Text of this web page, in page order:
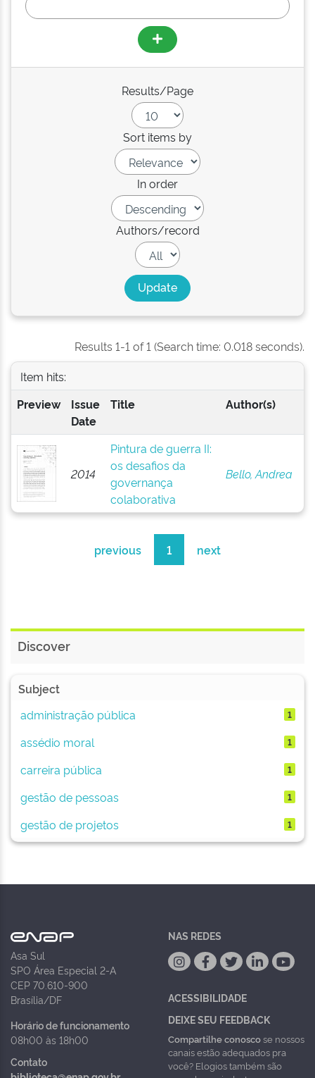
Results/Page
Sort items by
In order
Authors/record
Results 1-1 of 1 (Search time: 0.018 seconds).
Item hits:
Preview
Issue
Date
Title Author(s)
2014
Pintura de guerra II:
os desafios da
governança
colaborativa
Bello, Andrea
previous 1 next
Discover
Subject
administração pública
1
assédio moral 1
carreira pública 1
gestão de pessoas 1
gestão de projetos 1
Asa Sul
SPO Área Especial 2-A
CEP 70.610-900
Brasília/DF
Horário de funcionamento
08h00 às 18h00
Contato
NAS REDES
ACESSIBILIDADE
DEIXE SEU FEEDBACK
Compartilhe conoscose nossos
canais estão adequados pra
você? Elogios também são